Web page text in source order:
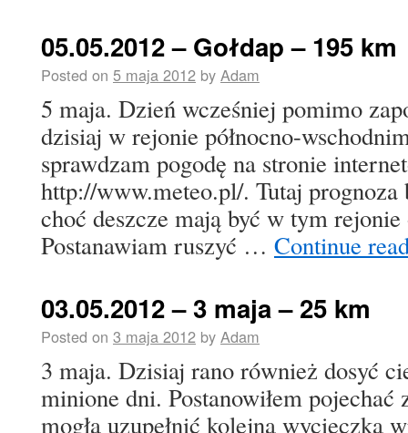
05.05.2012 – Gołdap – 195 km
Posted on 5 maja 2012 by Adam
5 maja. Dzień wcześniej pomimo
dzisiaj w rejonie północno-
sprawdzam pogodę na stronie
http://www.meteo.pl/. Tutaj
choć deszcze mają być w tym rejonie
Postanawiam ruszyć … Continue
03.05.2012 – 3 maja – 25 km
Posted on 3 maja 2012 by Adam
3 maja. Dzisiaj rano również dosyć
minione dni. Postanowiłem pojechać
mogła uzupełnić kolejną wycieczką